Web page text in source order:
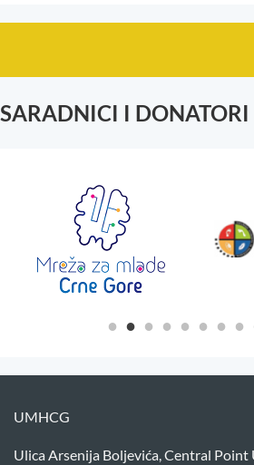
SARADNICI I DONATORI
UMHCG
Ulica Arsenija Boljevića, Central Point